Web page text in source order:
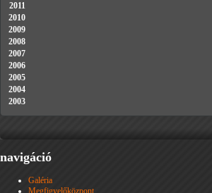
2011
2010
2009
2008
2007
2006
2005
2004
2003
navigáció
Galéria